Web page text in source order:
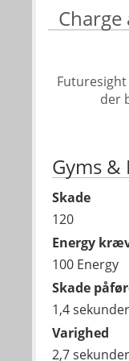
Futuresight
der
Gyms &
Skade
120
Energy
100 Energy
Skade
1,4 sekunder
Varighed
2,7 sekunder